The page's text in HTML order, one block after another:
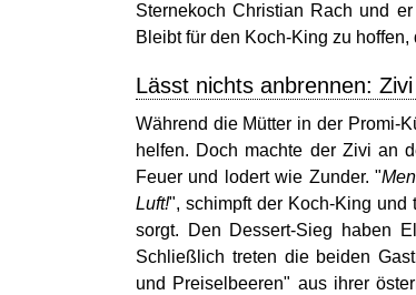
Sternekoch Christian Rach und
Bleibt für den Koch-King zu
Lässt nichts anbrennen:
Während die Mütter in der Promi-
helfen. Doch machte der Zivi an
Feuer und lodert wie Zunder. "
Luft!", schimpft der Koch-King und
sorgt. Den Dessert-Sieg haben
Schließlich treten die beiden
und Preiselbeeren" aus ihrer